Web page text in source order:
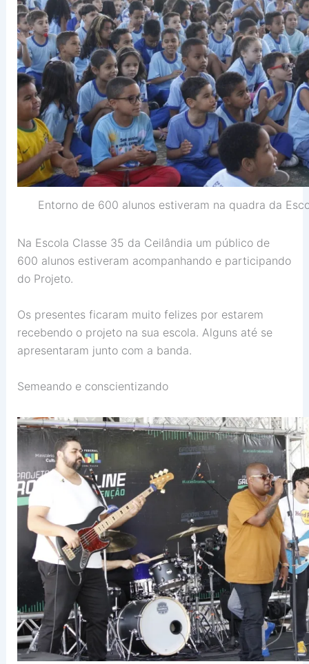
Entorno de 600 alunos estiveram na quadra da
Na Escola Classe 35 da Ceilândia um público de
600 alunos estiveram acompanhando e participando
do Projeto.
Os presentes ficaram muito felizes por estarem
recebendo o projeto na sua escola. Alguns até se
apresentaram junto com a banda.
Semeando e conscientizando